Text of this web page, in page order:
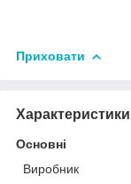
Приховати
Характеристики
Основні
Виробник